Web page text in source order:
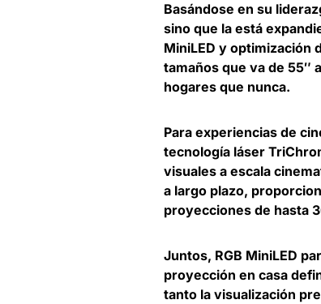
Basándose en su
sino que la está
MiniLED y optimización
tamaños que va de 55″
hogares que nunca.
Para experiencias de
tecnología láser
visuales a escala
a largo plazo,
proyecciones de hasta
Juntos, RGB MiniLED
proyección en casa
tanto la visualización